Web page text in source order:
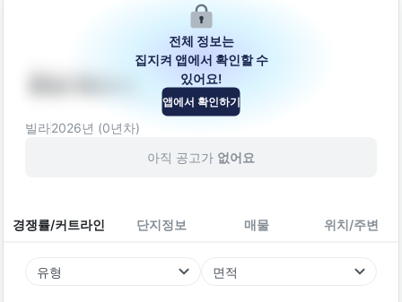
경상남도 양산시 물금읍 가촌서8길 7
빌라2026년 (0년차)
아직 공고가 없어요
경쟁률/커트라인 단지정보 매물 위치/주변
유형 면적
전체 정보는
집지켜 앱에서 확인할 수
있어요!
앱에서 확인하기